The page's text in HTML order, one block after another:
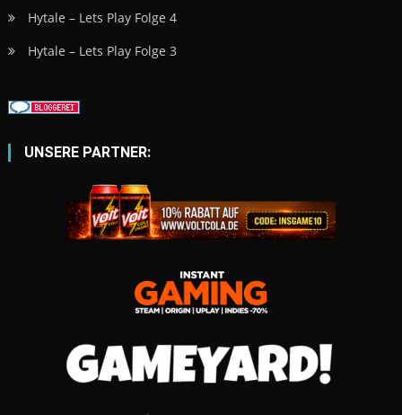
Hytale – Lets Play Folge 4
Hytale – Lets Play Folge 3
UNSERE PARTNER: